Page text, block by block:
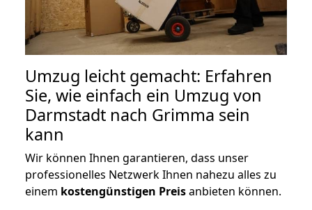
Umzug leicht gemacht: Erfahren
Sie, wie einfach ein Umzug von
Darmstadt nach Grimma sein
kann
Wir können Ihnen garantieren, dass unser
professionelles Netzwerk Ihnen nahezu alles zu
einem kostengünstigen Preisanbieten können.